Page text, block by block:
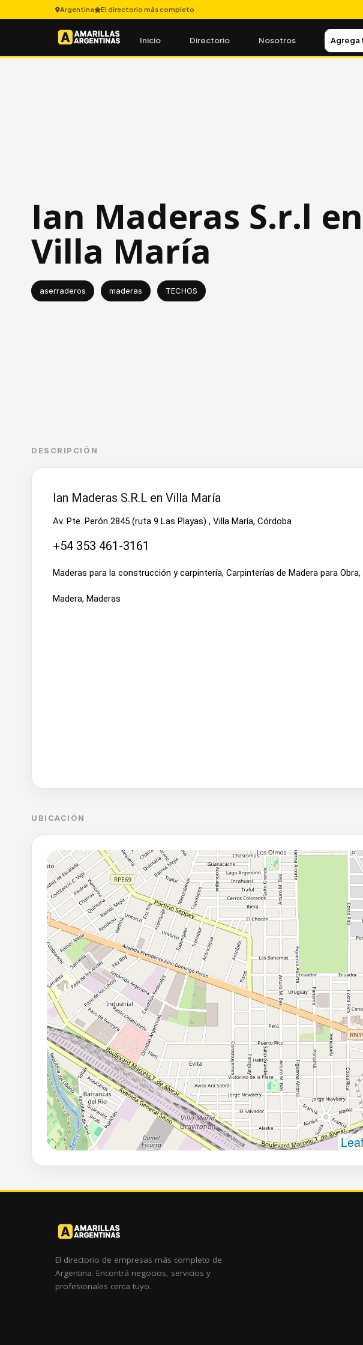
Argentina El directorio más completo
Inicio Directorio Nosotros Agrega
Ian Maderas S.r.l en
Villa María
aserraderos maderas TECHOS
DESCRIPCIÓN
Ian Maderas S.R.L en Villa María
Av. Pte. Perón 2845 (ruta 9 Las Playas) , Villa María, Córdoba
+54 353 461-3161
Maderas para la construcción y carpintería, Carpinterías de Madera para
Madera, Maderas
UBICACIÓN
El directorio de empresas más completo de
Argentina. Encontrá negocios, servicios y
profesionales cerca tuyo.